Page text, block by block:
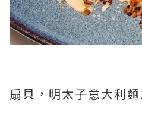
扇貝，明太子意大利